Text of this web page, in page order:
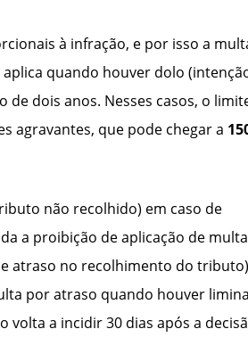
à infração, e por isso a
aplica quando houver dolo
dois anos. Nesses casos, o
agravantes, que pode chegar a
não recolhido) em caso de
a proibição de aplicação de multa
atraso no recolhimento do tributo)
por atraso quando houver
volta a incidir 30 dias após a